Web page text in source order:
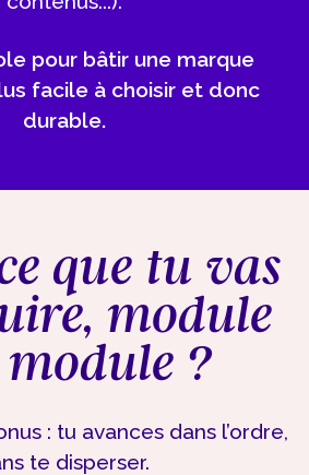
pour bâtir une marque
facile à choisir et donc
durable.
que tu vas
module
?
: tu avances dans l’ordre,
te disperser.